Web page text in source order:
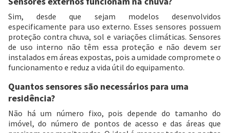
Sim, desde que sejam modelos desenvolvidos
especificamente para uso externo. Esses sensores possuem
proteção contra chuva, sol e variações climáticas. Sensores
de uso interno não têm essa proteção e não devem ser
instalados em áreas expostas, pois a umidade compromete o
funcionamento e reduz a vida útil do equipamento.
Quantos sensores são necessários para uma
residência?
Não há um número fixo, pois depende do tamanho do
imóvel, do número de pontos de acesso e das áreas que